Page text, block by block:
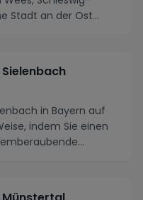
Stadt an der Ost...
in Bayern auf
indem Sie einen